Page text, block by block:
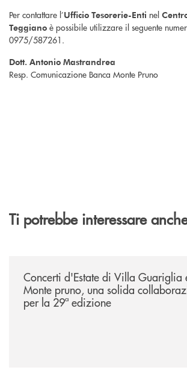
Per contattare l’Ufficio Tesorerie-Enti nel
Teggiano è possibile utilizzare il seguente
0975/587261.
Dott. Antonio Mastrandrea
Resp. Comunicazione Banca Monte Pruno
Ti potrebbe interessare
Concerti d'Estate di Villa Guariglia
Monte pruno, una solida
per la 29ª edizione